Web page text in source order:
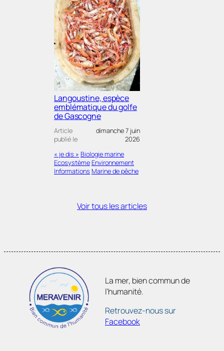
Langoustine, espèce
emblématique du golfe
de Gascogne
Article
publié le
dimanche 7 juin
2026
« je dis » Biologie marine
EcosystèmeEnvironnement
Informations Marine de pêche
Voir tous les articles
La mer, bien commun de
l’humanité.
Retrouvez-nous sur
Facebook